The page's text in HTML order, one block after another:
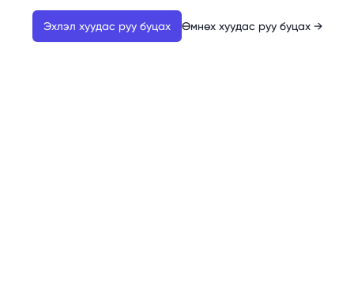
Эхлэл хуудас руу буцах Өмнөх хуудас руу буцах →